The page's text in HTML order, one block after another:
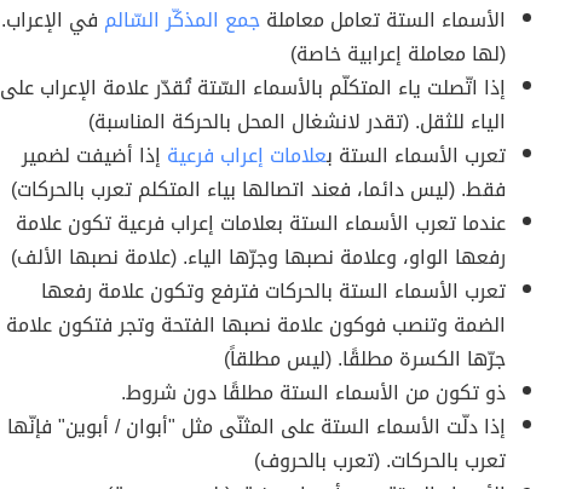
الأسماء الستة تعامل معاملةجمع المذكّر السّالم في الإعراب.
(لها معاملة إعرابية خاصة)
إذا اتّصلت ياء المتكلّم بالأسماء السّتة تُقدّر علامة الإعراب على
الياء للثقل. (تقدر لانشغال المحل بالحركة المناسبة)
تعرب الأسماء الستة بعلامات إعراب فرعية إذا أضيفت لضمير
فقط. (ليس دائما، فعند اتصالها بياء المتكلم تعرب بالحركات)
عندما تعرب الأسماء الستة بعلامات إعراب فرعية تكون علامة
رفعها الواو، وعلامة نصبها وجرّها الياء. (علامة نصبها الألف)
تعرب الأسماء الستة بالحركات فترفع وتكون علامة رفعها
الضمة وتنصب فوكون علامة نصبها الفتحة وتجر فتكون علامة
جرّها الكسرة مطلقًا. (ليس مطلقاً)
ذو تكون من الأسماء الستة مطلقًا دون شروط.
إذا دلّت الأسماء الستة على المثنّى مثل "أبوان / أبوين" فإنّها
تعرب بالحركات. (تعرب بالحروف)